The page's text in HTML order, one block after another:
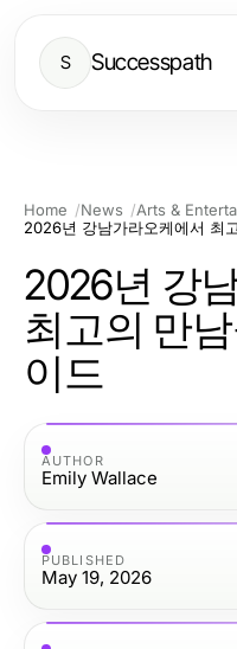
S Successpath
Home News
Arts &
2026년 강
최고의 만
이드
AUTHOR
Emily Wallace
PUBLISHED
May 19, 2026